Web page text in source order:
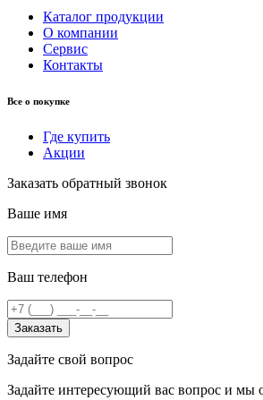
Каталог продукции
О компании
Сервис
Контакты
Все о покупке
Где купить
Акции
Заказать обратный звонок
Ваше имя
Ваш телефон
Заказать
Задайте свой вопрос
Задайте интересующий вас вопрос и мы